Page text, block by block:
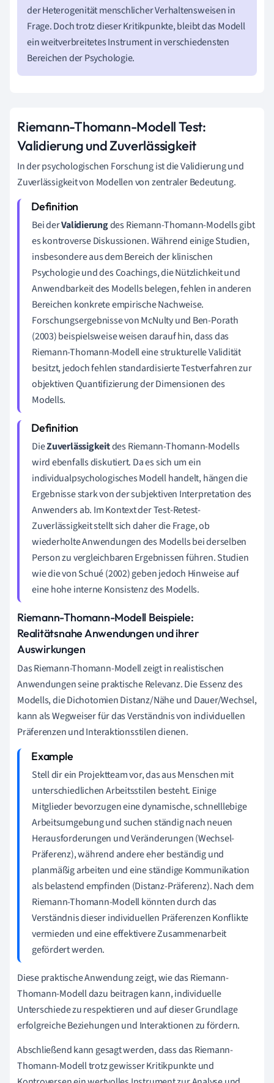
der Heterogenität menschlicher Verhaltensweisen in
Frage. Doch trotz dieser Kritikpunkte, bleibt das Modell
ein weitverbreitetes Instrument in verschiedensten
Bereichen der Psychologie.
Riemann-Thomann-Modell Test:
Validierung und Zuverlässigkeit
In der psychologischen Forschung ist die Validierung und
Zuverlässigkeit von Modellen von zentraler Bedeutung.
Bei derValidierungdes Riemann-Thomann-Modells gibt
es kontroverse Diskussionen. Während einige Studien,
insbesondere aus dem Bereich der klinischen
Psychologie und des Coachings, die Nützlichkeit und
Anwendbarkeit des Modells belegen, fehlen in anderen
Bereichen konkrete empirische Nachweise.
Forschungsergebnisse von McNulty und Ben-Porath
(2003) beispielsweise weisen darauf hin, dass das
Riemann-Thomann-Modell eine strukturelle Validität
besitzt, jedoch fehlen standardisierte Testverfahren zur
objektiven Quantifizierung der Dimensionen des
Modells.
DieZuverlässigkeitdes Riemann-Thomann-Modells
wird ebenfalls diskutiert. Da es sich um ein
individualpsychologisches Modell handelt, hängen die
Ergebnisse stark von der subjektiven Interpretation des
Anwenders ab. Im Kontext der Test-Retest-
Zuverlässigkeit stellt sich daher die Frage, ob
wiederholte Anwendungen des Modells bei derselben
Person zu vergleichbaren Ergebnissen führen. Studien
wie die von Schué (2002) geben jedoch Hinweise auf
eine hohe interne Konsistenz des Modells.
Riemann-Thomann-Modell Beispiele:
Realitätsnahe Anwendungen und ihrer
Auswirkungen
Das Riemann-Thomann-Modell zeigt in realistischen
Anwendungen seine praktische Relevanz. Die Essenz des
Modells, die Dichotomien Distanz/Nähe und Dauer/Wechsel,
kann als Wegweiser für das Verständnis von individuellen
Präferenzen und Interaktionsstilen dienen.
Stell dir ein Projektteam vor, das aus Menschen mit
unterschiedlichen Arbeitsstilen besteht. Einige
Mitglieder bevorzugen eine dynamische, schnelllebige
Arbeitsumgebung und suchen ständig nach neuen
Herausforderungen und Veränderungen (Wechsel-
Präferenz), während andere eher beständig und
planmäßig arbeiten und eine ständige Kommunikation
als belastend empfinden (Distanz-Präferenz). Nach dem
Riemann-Thomann-Modell könnten durch das
Verständnis dieser individuellen Präferenzen Konflikte
vermieden und eine effektivere Zusammenarbeit
gefördert werden.
Diese praktische Anwendung zeigt, wie das Riemann-
Thomann-Modell dazu beitragen kann, individuelle
Unterschiede zu respektieren und auf dieser Grundlage
erfolgreiche Beziehungen und Interaktionen zu fördern.
Abschließend kann gesagt werden, dass das Riemann-
Thomann-Modell trotz gewisser Kritikpunkte und